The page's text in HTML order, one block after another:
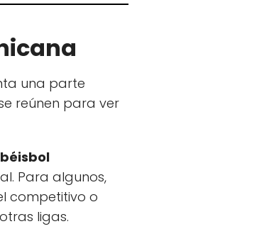
una parte
reúnen para ver
béisbol
Para algunos,
competitivo o
ligas.